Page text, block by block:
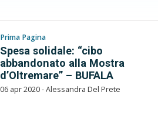
Prima Pagina
Spesa solidale: “cibo
abbandonato alla Mostra
d’Oltremare” – BUFALA
06 apr 2020 - Alessandra Del Prete